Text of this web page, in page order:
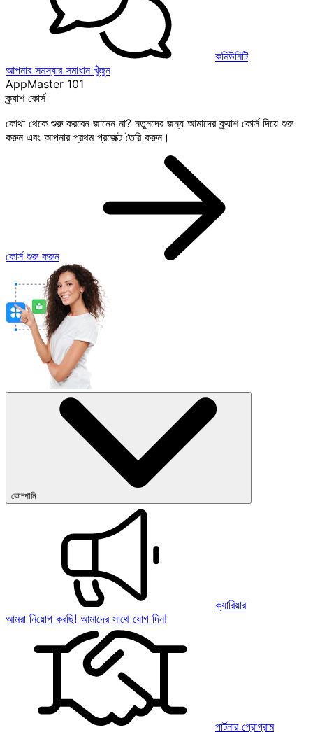
কমিউনিটি
আপনার সমস্যার সমাধান খুঁজুন
AppMaster 101
ক্র্যাশ কোর্স
কোথা থেকে শুরু করবেন জানেন না? নতুনদের জন্য আমাদের ক্র্যাশ কোর্স দিয়ে শুরু
করুন এবং আপনার প্রথম প্রজেক্ট তৈরি করুন।
কোর্স শুরু করুন
কোম্পানি
ক্যারিয়ার
আমরা নিয়োগ করছি! আমাদের সাথে যোগ দিন!
পার্টনার প্রোগ্রাম